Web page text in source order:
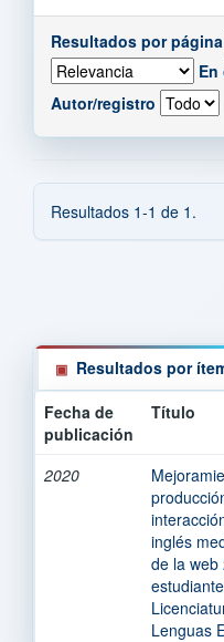
Resultados por página
En
Autor/registro
Resultados 1-1 de 1.
Resultados por
Fecha de
publicación
Título
2020
inglés
de la web
Lenguas